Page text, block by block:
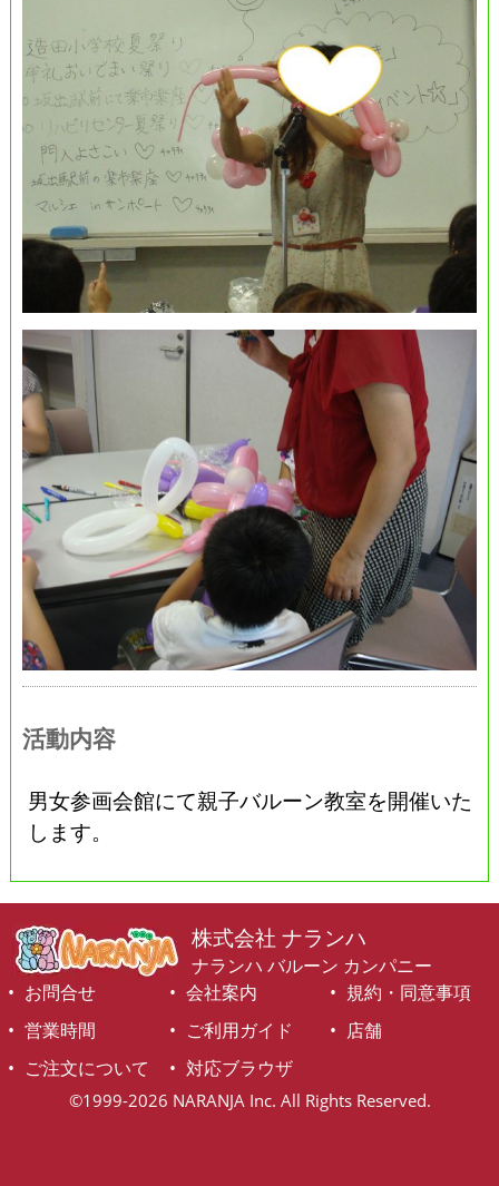
活動内容
男女参画会館にて親子バルーン教室を開催いた
します。
株式会社 ナランハ
ナランハ バルーン カンパニー
お問合せ
会社案内
規約・同意事項
営業時間
ご利用ガイド
店舗
ご注文について
対応ブラウザ
©1999-2026 NARANJA Inc. All Rights Reserved.